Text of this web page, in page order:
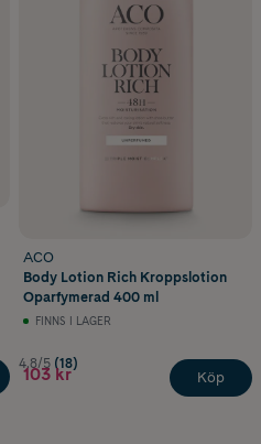
ACO
Body Lotion Rich Kroppslotion
Oparfymerad 400 ml
FINNS I LAGER
4.8/5 (18)
103 kr Köp